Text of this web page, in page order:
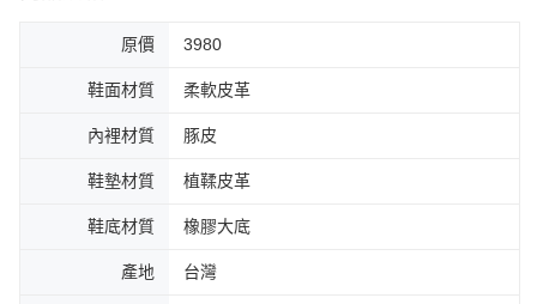
原價 3980
鞋面材質 柔軟皮革
內裡材質 豚皮
鞋墊材質 植鞣皮革
鞋底材質 橡膠大底
產地 台灣